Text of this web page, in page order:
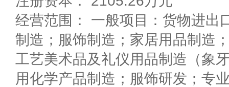
经营范围： 一般项目：货物进出
制造；服饰制造；家居用品制造
工艺美术品及礼仪用品制造（象
用化学产品制造；服饰研发；专